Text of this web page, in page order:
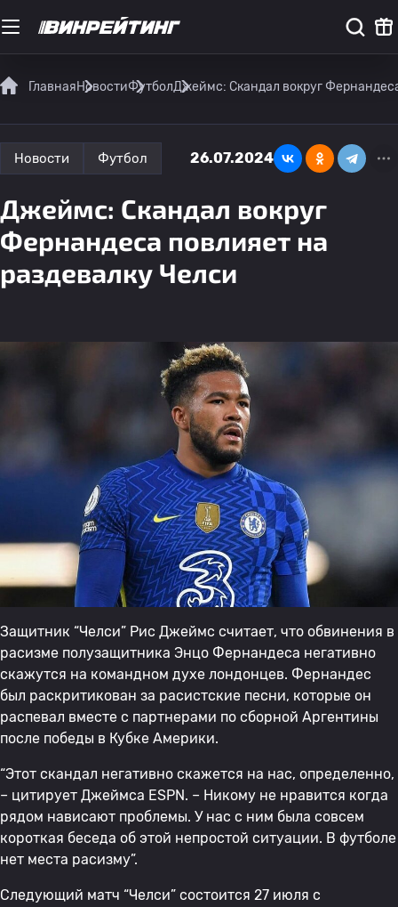
ГлавнаяНовостиФутболДжеймс: Скандал вокруг
Новости Футбол 26.07.2024
Джеймс: Скандал вокруг
Фернандеса повлияет на
раздевалку Челси
Защитник “Челси” Рис Джеймс считает, что обвинения в
расизме полузащитника Энцо Фернандеса негативно
скажутся на командном духе лондонцев. Фернандес
был раскритикован за расистские песни, которые он
распевал вместе с партнерами по сборной Аргентины
после победы в Кубке Америки.
“Этот скандал негативно скажется на нас, определенно,
– цитирует Джеймса ESPN. – Никому не нравится когда
рядом нависают проблемы. У нас с ним была совсем
короткая беседа об этой непростой ситуации. В футболе
нет места расизму”.
Следующий матч “Челси” состоится 27 июля с